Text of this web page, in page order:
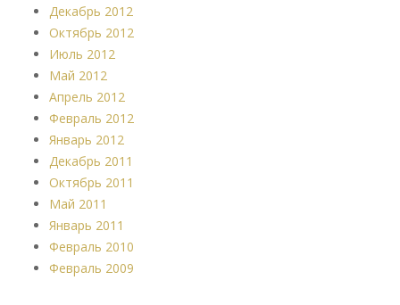
Декабрь 2012
Октябрь 2012
Июль 2012
Май 2012
Апрель 2012
Февраль 2012
Январь 2012
Декабрь 2011
Октябрь 2011
Май 2011
Январь 2011
Февраль 2010
Февраль 2009